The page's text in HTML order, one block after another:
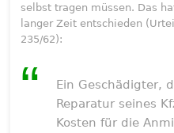
selbst tragen müssen. Das
langer Zeit entschieden
235/62):
Ein Geschädigter,
Reparatur seines
Kosten für die